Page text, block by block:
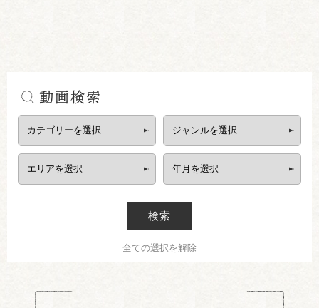
動画検索
検索
全ての選択を解除